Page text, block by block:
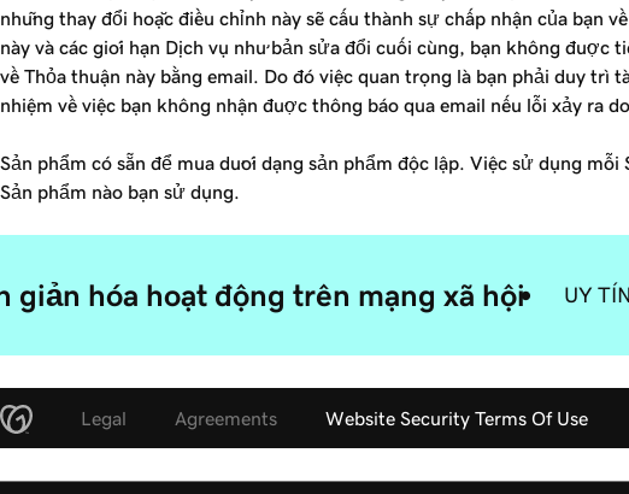
những thay đổi hoặc điều chỉnh này sẽ cấu thành sự chấp nhận của bạn
này và các giới hạn Dịch vụ như bản sửa đổi cuối cùng, bạn không
về Thỏa thuận này bằng email. Do đó việc quan trọng là bạn phải duy
nhiệm về việc bạn không nhận được thông báo qua email nếu lỗi xảy ra
Sản phẩm có sẵn để mua dưới dạng sản phẩm độc lập. Việc sử dụng
Sản phẩm nào bạn sử dụng.
giản hóa hoạt động trên mạng xã hội UY
Legal Agreements Website Security Terms Of Use